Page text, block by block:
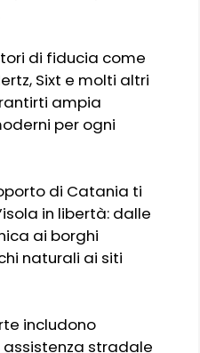
di fiducia come
Sixt e molti altri
ampia
per ogni
di Catania ti
in libertà: dalle
ai borghi
naturali ai siti
includono
stradale